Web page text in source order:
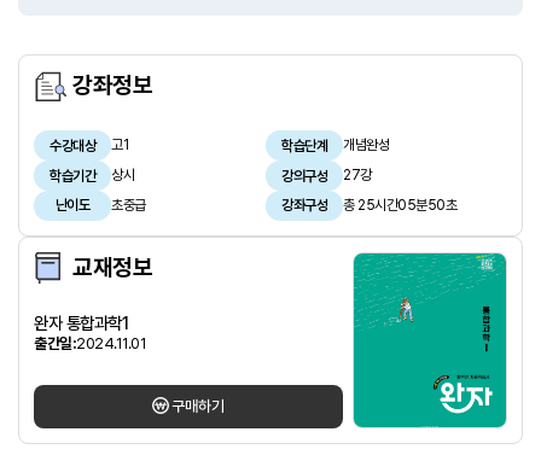
강좌정보
수강대상 고1 학습단계
개념완성
학습기간
상시 강의구성
27강
난이도
초중급 강좌구성 총 25시간05분50초
교재정보
완자 통합과학1
출간일:2024.11.01
구매하기